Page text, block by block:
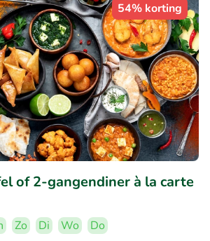
54% korting
of 2-gangendiner à la carte
Zo Di Wo
Do